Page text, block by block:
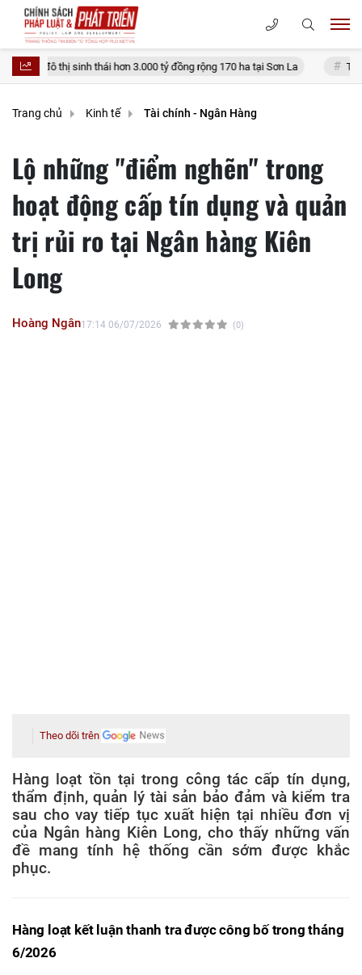
thái hơn 3.000 tỷ đồng rộng 170 ha tại Sơn La Thủ tục đính chính
Trang chủ Kinh tế Tài chính - Ngân Hàng
Lộ những "điểm nghẽn" trong
hoạt động cấp tín dụng và quản
trị rủi ro tại Ngân hàng Kiên
Long
Hoàng Ngân17:14 06/07/2026 (0)
Theo dõi trên
Hàng loạt tồn tại trong công tác cấp tín dụng,
thẩm định, quản lý tài sản bảo đảm và kiểm tra
sau cho vay tiếp tục xuất hiện tại nhiều đơn vị
của Ngân hàng Kiên Long, cho thấy những vấn
đề mang tính hệ thống cần sớm được khắc
phục.
Hàng loạt kết luận thanh tra được công bố trong tháng
6/2026